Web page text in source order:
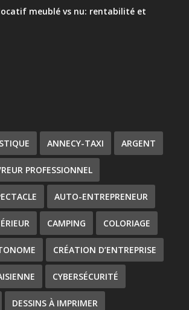
meublé vs nu: rentabilité et
ANNECY-TAXI ARGENT
PROFESSIONNEL
AUTO-ENTREPRENEUR
CAMPING COLORIAGE
CRÉATION D’ENTREPRISE
CYBERSÉCURITÉ
DESSINS À IMPRIMER